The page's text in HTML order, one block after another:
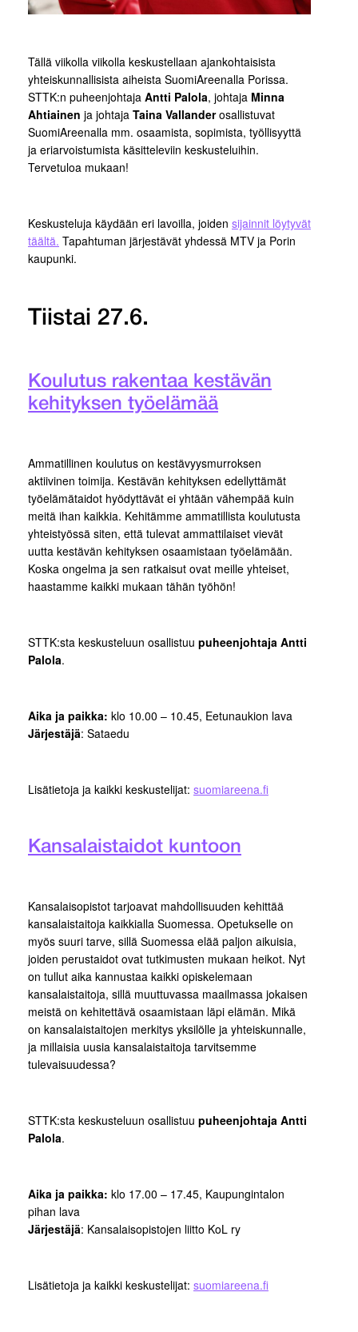
Tällä viikolla viikolla keskustellaan ajankohtaisista
yhteiskunnallisista aiheista SuomiAreenalla Porissa.
STTK:n puheenjohtaja Antti Palola, johtaja Minna
Ahtiainen ja johtaja Taina Vallanderosallistuvat
SuomiAreenalla mm. osaamista, sopimista, työllisyyttä
ja eriarvoistumista käsitteleviin keskusteluihin.
Tervetuloa mukaan!
Keskusteluja käydään eri lavoilla, joiden sijainnit löytyvät
täältä. Tapahtuman järjestävät yhdessä MTV ja Porin
kaupunki.
Tiistai 27.6.
Koulutus rakentaa kestävän
kehityksen työelämää
Ammatillinen koulutus on kestävyysmurroksen
aktiivinen toimija. Kestävän kehityksen edellyttämät
työelämätaidot hyödyttävät ei yhtään vähempää kuin
meitä ihan kaikkia. Kehitämme ammatillista koulutusta
yhteistyössä siten, että tulevat ammattilaiset vievät
uutta kestävän kehityksen osaamistaan työelämään.
Koska ongelma ja sen ratkaisut ovat meille yhteiset,
haastamme kaikki mukaan tähän työhön!
STTK:sta keskusteluun osallistuu puheenjohtaja Antti
Palola.
Aika ja paikka: klo 10.00 – 10.45, Eetunaukion lava
Järjestäjä: Sataedu
Lisätietoja ja kaikki keskustelijat: suomiareena.fi
Kansalaistaidot kuntoon
Kansalaisopistot tarjoavat mahdollisuuden kehittää
kansalaistaitoja kaikkialla Suomessa. Opetukselle on
myös suuri tarve, sillä Suomessa elää paljon aikuisia,
joiden perustaidot ovat tutkimusten mukaan heikot. Nyt
on tullut aika kannustaa kaikki opiskelemaan
kansalaistaitoja, sillä muuttuvassa maailmassa jokaisen
meistä on kehitettävä osaamistaan läpi elämän. Mikä
on kansalaistaitojen merkitys yksilölle ja yhteiskunnalle,
ja millaisia uusia kansalaistaitoja tarvitsemme
tulevaisuudessa?
STTK:sta keskusteluun osallistuu puheenjohtaja Antti
Palola.
Aika ja paikka: klo 17.00 – 17.45, Kaupungintalon
pihan lava
Järjestäjä: Kansalaisopistojen liitto KoL ry
Lisätietoja ja kaikki keskustelijat: suomiareena.fi